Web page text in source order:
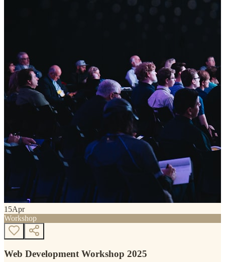
15Apr
Workshop
Web Development Workshop 2025